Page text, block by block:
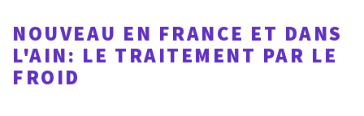
NOUVEAU EN FRANCE ET DANS
L'AIN: LE TRAITEMENT PAR LE
FROID